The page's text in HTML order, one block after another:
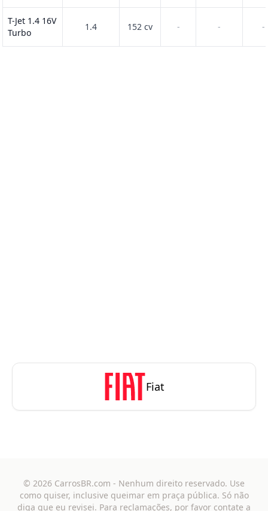
T-Jet 1.4 16V
Turbo
1.4 152 cv - - -
Fiat
© 2026 CarrosBR.com - Nenhum direito reservado. Use
como quiser, inclusive queimar em praça pública. Só não
diga que eu revisei. Para reclamações, por favor contate a